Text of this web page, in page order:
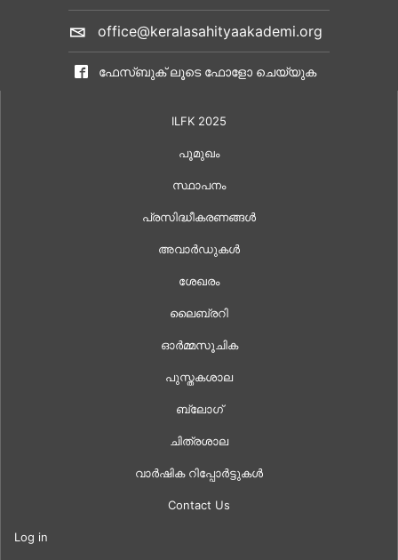
office@keralasahityaakademi.org
ഫേസ്ബുക് ലൂടെ ഫോളോ ചെയ്യുക
ILFK 2025
പൂമുഖം
സ്ഥാപനം
പ്രസിദ്ധീകരണങ്ങൾ
അവാർഡുകൾ
ശേഖരം
ലൈബ്രറി
ഓർമ്മസൂചിക
പുസ്തകശാല
ബ്ലോഗ്
ചിത്രശാല
വാർഷിക റിപ്പോർട്ടുകൾ
Contact Us
Log in